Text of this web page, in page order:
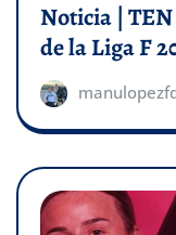
Noticia |
de la Liga F